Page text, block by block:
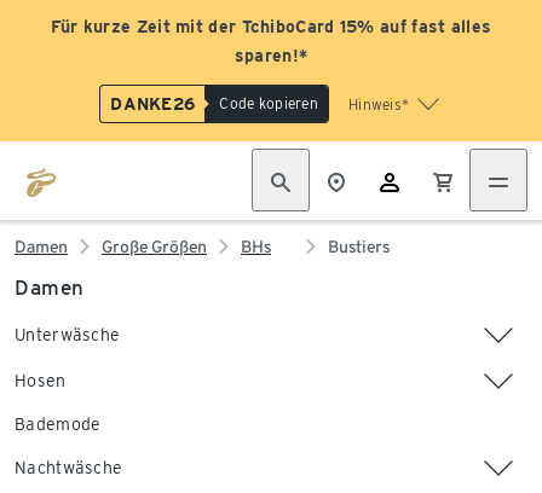
Für kurze Zeit mit der TchiboCard 15% auf fast alles
sparen!*
DANKE26 Code kopieren Hinweis*
Damen Große Größen BHs Bustiers
Damen
Unterwäsche
Hosen
Bademode
Nachtwäsche